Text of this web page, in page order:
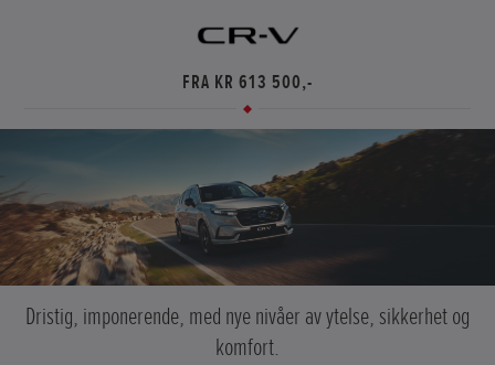
FRA KR 613 500,-
Dristig, imponerende, med nye nivåer av ytelse, sikkerhet og
komfort.